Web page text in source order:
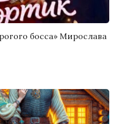
босса» Мирослава